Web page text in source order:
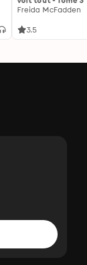
Freida McFadden
3.5